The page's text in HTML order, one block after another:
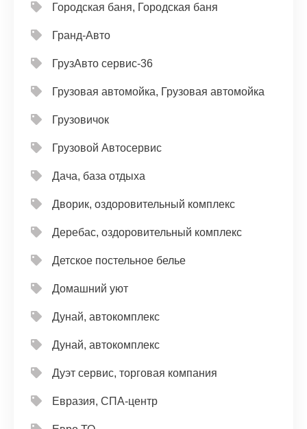
Городская баня, Городская баня
Гранд-Авто
ГрузАвто сервис-36
Грузовая автомойка, Грузовая автомойка
Грузовичок
Грузовой Автосервис
Дача, база отдыха
Дворик, оздоровительный комплекс
Деребас, оздоровительный комплекс
Детское постельное белье
Домашний уют
Дунай, автокомплекс
Дунай, автокомплекс
Дуэт сервис, торговая компания
Евразия, СПА-центр